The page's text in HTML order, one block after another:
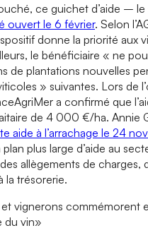
ce guichet d’aide –
ouvert le 6 février. Selon
donne la priorité aux
le bénéficiaire « ne
de plantations nouvelles
» suivantes. Lors de
a confirmé que
de 4 000 €/ha. Annie
aide à l’arrachage le 24
plan plus large d’aide au
allègements de charges,
la trésorerie.
vignerons commémorent
du vin»